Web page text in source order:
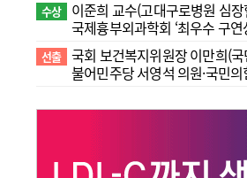
수상
이준희 교수(고대구로병원 심
국제흉부외과학회 ‘최우수 구연
선출 국회 보건복지위원장 이만희(
불어민주당 서영석 의원·국민